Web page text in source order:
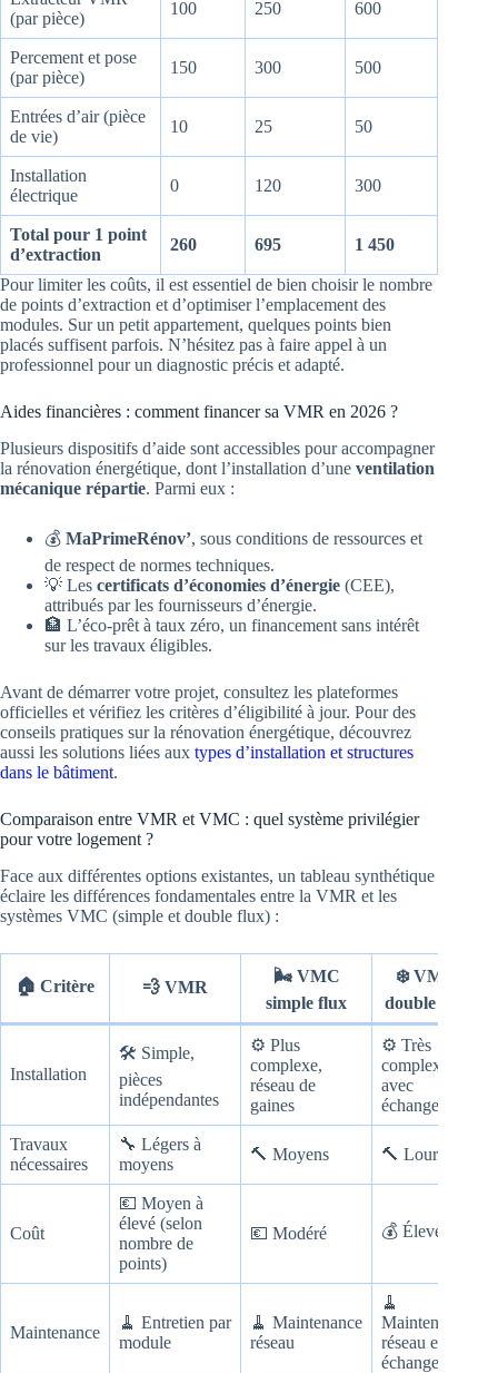
(par pièce)
100 250 600
Percement et pose
(par pièce)
150 300 500
Entrées d’air (pièce
de vie)
10 25 50
Installation
électrique
0 120 300
Total pour 1 point
d’extraction
260 695 1 450
Pour limiter les coûts, il est essentiel de bien choisir le nombre
de points d’extraction et d’optimiser l’emplacement des
modules. Sur un petit appartement, quelques points bien
placés suffisent parfois. N’hésitez pas à faire appel à un
professionnel pour un diagnostic précis et adapté.
Aides financières : comment financer sa VMR en 2026 ?
Plusieurs dispositifs d’aide sont accessibles pour accompagner
la rénovation énergétique, dont l’installation d’une ventilation
mécanique répartie. Parmi eux :
💰 MaPrimeRénov’, sous conditions de ressources et
de respect de normes techniques.
💡 Les certificats d’économies d’énergie (CEE),
attribués par les fournisseurs d’énergie.
🏦 L’éco-prêt à taux zéro, un financement sans intérêt
sur les travaux éligibles.
Avant de démarrer votre projet, consultez les plateformes
officielles et vérifiez les critères d’éligibilité à jour. Pour des
conseils pratiques sur la rénovation énergétique, découvrez
aussi les solutions liées aux types d’installation et structures
dans le bâtiment.
Comparaison entre VMR et VMC : quel système privilégier
pour votre logement ?
Face aux différentes options existantes, un tableau synthétique
éclaire les différences fondamentales entre la VMR et les
systèmes VMC (simple et double flux) :
🏠 Critère 💨 VMR
🌬️ VMC
simple flux
❄️ VMC
double flux
Installation
🛠️ Simple,
pièces
indépendantes
⚙️ Plus
complexe,
réseau de
gaines
⚙️ Très
complexe
avec
échangeur
Travaux
nécessaires
🔧 Légers à
moyens
🔨 Moyens 🔨 Lourds
Coût
💶 Moyen à
élevé (selon
nombre de
points)
💶 Modéré 💰 Élevé
Maintenance
🧹 Entretien par
module
🧹 Maintenance
réseau
🧹
Maintenance
réseau et
échangeur